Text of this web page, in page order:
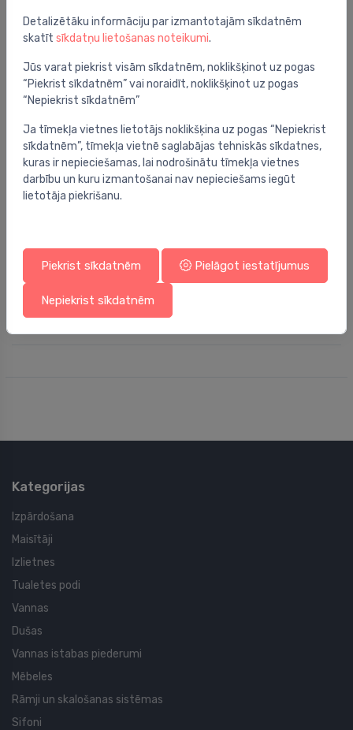
249.01 € 470.00 €
Papīra dvieļu turētāji
Papīra dvieļu turētājs Stone WPTB, balts
Kategorijas
Izpārdošana
Maisītāji
Izlietnes
Tualetes podi
Vannas
Dušas
Vannas istabas piederumi
Mēbeles
Rāmji un skalošanas sistēmas
Sifoni
Detalizētāku informāciju par izmantotajām sīkdatnēm
skatīt sīkdatņu lietošanas noteikumi.
Jūs varat piekrist visām sīkdatnēm, noklikšķinot uz pogas
“Piekrist sīkdatnēm” vai noraidīt, noklikšķinot uz pogas
“Nepiekrist sīkdatnēm”
Ja tīmekļa vietnes lietotājs noklikšķina uz pogas “Nepiekrist
sīkdatnēm”, tīmekļa vietnē saglabājas tehniskās sīkdatnes,
kuras ir nepieciešamas, lai nodrošinātu tīmekļa vietnes
darbību un kuru izmantošanai nav nepieciešams iegūt
lietotāja piekrišanu.
Piekrist sīkdatnēm Pielāgot iestatījumus
Nepiekrist sīkdatnēm